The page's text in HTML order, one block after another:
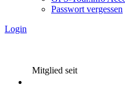
Passwort vergessen
Login
Mitglied seit